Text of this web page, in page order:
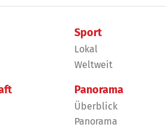
Sport
Lokal
Weltweit
Panorama
Überblick
Panorama